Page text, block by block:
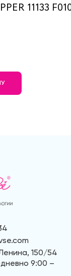
11133
150/54
9:00 –